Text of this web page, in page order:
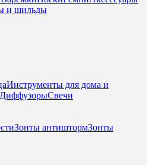
и шильды
Инструменты для дома и
ДиффузорыСвечи
Зонты антиштормЗонты